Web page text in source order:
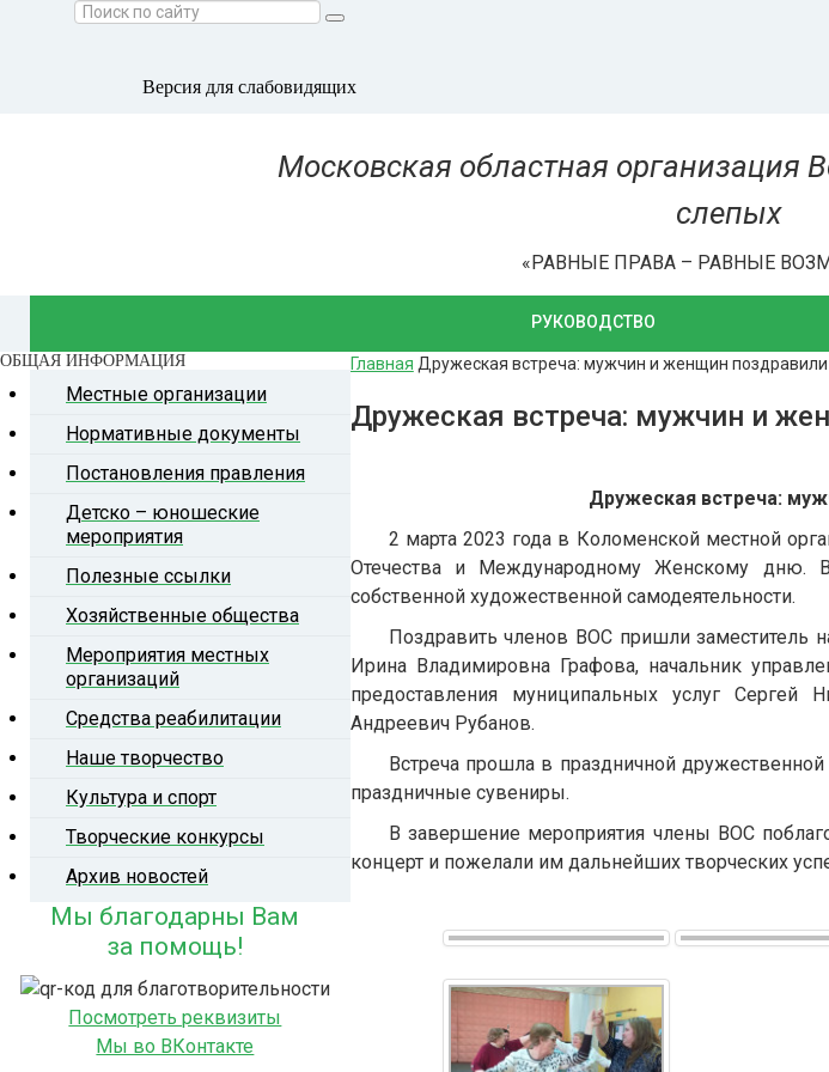
Версия для слабовидящих
Московская областная организация
слепых
«РАВНЫЕ ПРАВА – РАВНЫЕ
НОВОСТИ
РУКОВОДСТВО
Председатель МОО ОООИ ВОС
Наблюдательный совет
хозяйственных обществ,
Аппарат управления Московской
областной организации ВОС
Контрольно-ревизионная
комиссия Московской областной
организации ВОС
Главная Дружеская встреча: мужчин и женщин
Дружеская встреча: мужчин и
Дружеская встреча:
2 марта 2023 года в Коломенской местной
Отечества и Международному Женскому дню.
собственной художественной самодеятельности.
Поздравить членов ВОС пришли заместитель
Ирина Владимировна Графова, начальник
предоставления муниципальных услуг Сергей
Андреевич Рубанов.
Встреча прошла в праздничной
праздничные сувениры.
В завершение мероприятия члены ВОС
концерт и пожелали им дальнейших творческих
ОБЩАЯ ИНФОРМАЦИЯ
Местные организации
Нормативные документы
Постановления правления
Детско – юношеские
мероприятия
Полезные ссылки
Хозяйственные общества
Мероприятия местных
организаций
Средства реабилитации
Наше творчество
Культура и спорт
Творческие конкурсы
Архив новостей
Мы благодарны Вам
за помощь!
Посмотреть реквизиты
Мы во ВКонтакте